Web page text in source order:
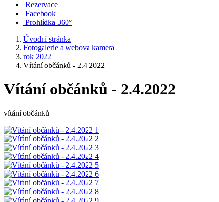
Rezervace
Facebook
Prohlídka 360°
Úvodní stránka
Fotogalerie a webová kamera
rok 2022
Vítání občánků - 2.4.2022
Vítání občánků - 2.4.2022
vítání občánků